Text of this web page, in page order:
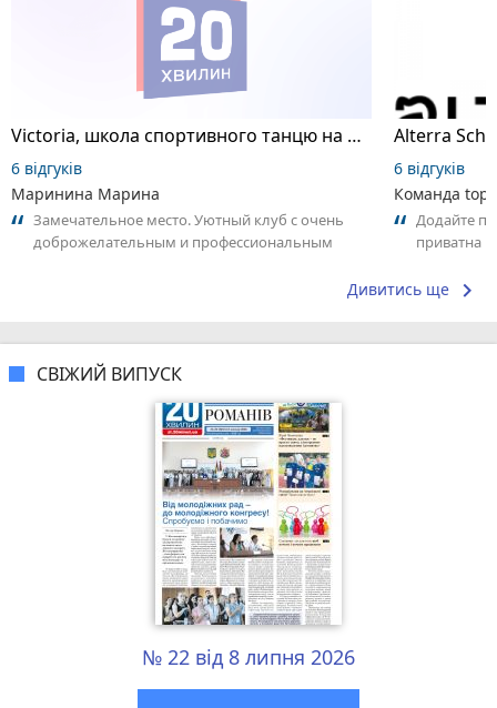
Victoria, школа спортивного танцю на пілоні
6 відгуків
Маринина Марина
Замечательное место. Уютный клуб с очень
доброжелательным и профессиональным
6 відгуків
Команда
Додайте
приватна
Дивитись ще keyboard_arrow_right
СВІЖИЙ ВИПУСК
№ 22 від 8 липня 2026